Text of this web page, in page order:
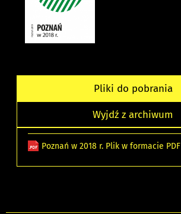
Pliki do pobrania
Wyjdź z archiwum
Poznań w 2018 r. Plik w formacie PDF